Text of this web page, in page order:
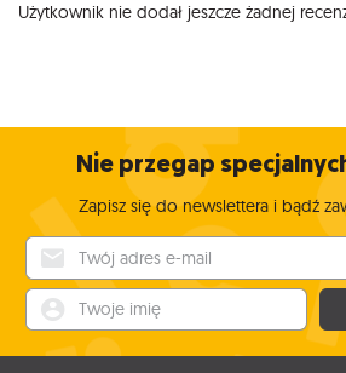
Użytkownik nie dodał jeszcze żadnej
Nie przegap
Zapisz się do newslettera i bądź